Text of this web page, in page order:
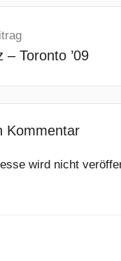
– Toronto ’09
Kommentar
wird nicht